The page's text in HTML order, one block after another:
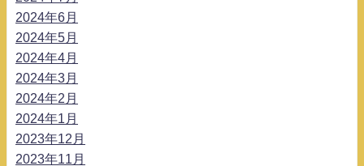
2024年6月
2024年5月
2024年4月
2024年3月
2024年2月
2024年1月
2023年12月
2023年11月